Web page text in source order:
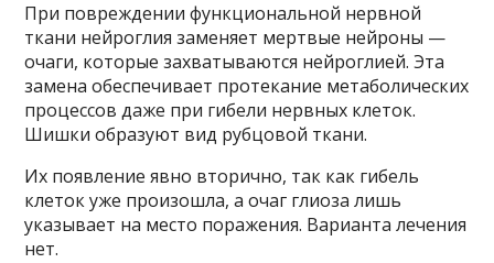
При повреждении функциональной нервной
ткани нейроглия заменяет мертвые нейроны —
очаги, которые захватываются нейроглией. Эта
замена обеспечивает протекание метаболических
процессов даже при гибели нервных клеток.
Шишки образуют вид рубцовой ткани.
Их появление явно вторично, так как гибель
клеток уже произошла, а очаг глиоза лишь
указывает на место поражения. Варианта лечения
нет.